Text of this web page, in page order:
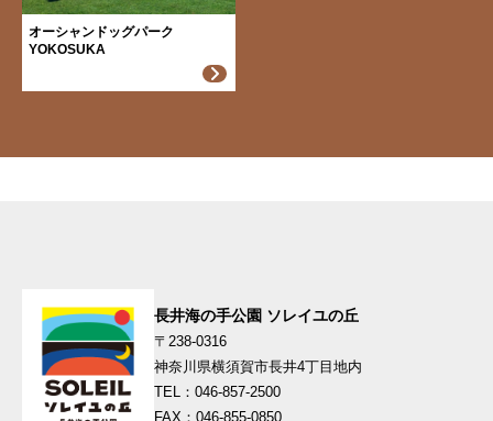
オーシャンドッグパーク
YOKOSUKA
長井海の手公園 ソレイユの丘
〒238-0316
神奈川県横須賀市長井4丁目地内
TEL：046-857-2500